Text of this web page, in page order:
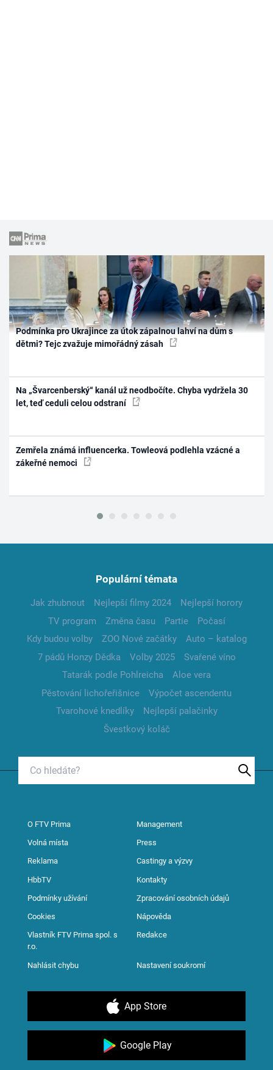
Podmínka pro Ukrajince za útok zápalnou lahví na dům s
dětmi? Tejc zvažuje mimořádný zásah
Na „Švarcenberský“ kanál už neodbočíte. Chyba vydržela 30
let, teď ceduli celou odstraní
Zemřela známá influencerka. Towleová podlehla vzácné a
zákeřné nemoci
Populární témata
Jak zhubnout Nejlepší filmy 2024
Nejlepší horory
TV program
Změna času Partie
Počasí
Kdy budou volby
ZOO Nové začátky
Auto – katalog
7 pádů Honzy Dědka
Volby 2025
Svařené víno
Tatarák podle Pohlreicha
Aloe vera
Pěstování lichořeřišnice
Výpočet ascendentu
Tvarohové knedlíky
Nejlepší palačinky
Švestkový koláč
O FTV Prima Management
Volná místa Press
Reklama Castingy a výzvy
HbbTV Kontakty
Podmínky užívání Zpracování osobních údajů
Cookies Nápověda
Vlastník FTV Prima spol. s
r.o.
Redakce
Nahlásit chybu Nastavení soukromí
App Store
Google Play